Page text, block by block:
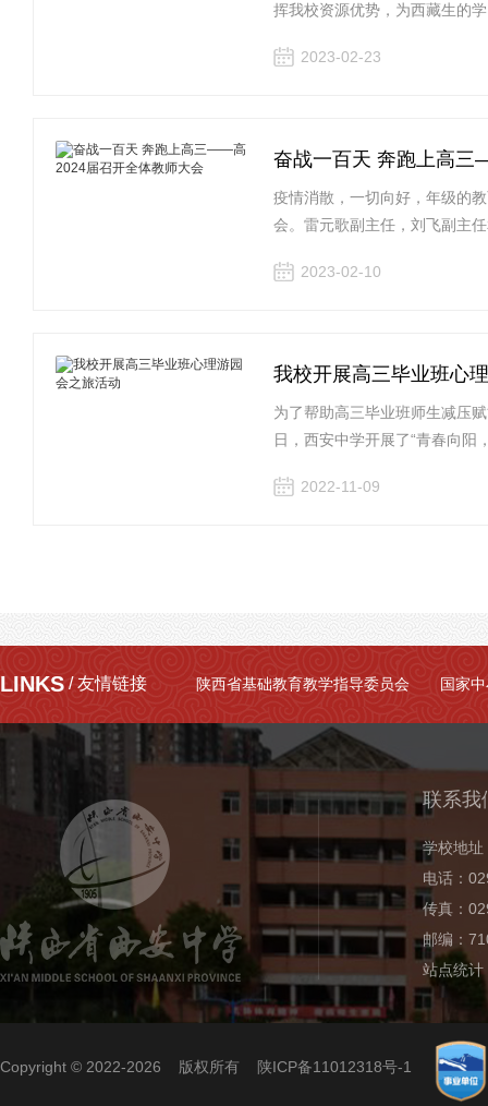
挥我校资源优势，为西藏生的
2023-02-23
奋战一百天 奔跑上高
疫情消散，一切向好，年级的
会。雷元歌副主任，刘飞副主
2023-02-10
我校开展高三毕业班心
为了帮助高三毕业班师生减压
日，西安中学开展了“青春向阳
2022-11-09
LINKS / 友情链接 陕西省基础教育教学指导委员会 国家
联系我
学校地址
电话：
传真：
邮编：
站点统计
Copyright © 2022-2026 版权所有 陕ICP备11012318号-1